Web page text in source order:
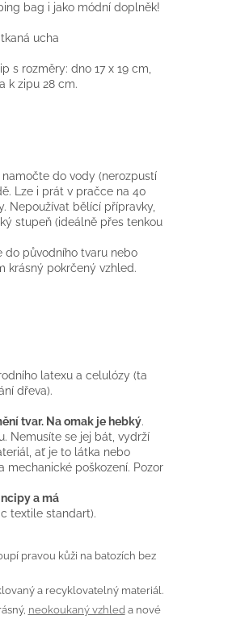
bag i jako módní doplněk!
ucha
s rozměry: dno 17 x 19 cm,
k zipu 28 cm.
namočte do vody (nerozpustí
Lze i prát v pračce na 40
Nepoužívat bělící přípravky,
stupeň (ideálně přes tenkou
do původního tvaru nebo
krásný pokrčený vzhled.
latexu a celulózy (ta
dřeva).
tvar. Na omak je hebký.
Nemusíte se jej bát, vydrží
ať je to látka nebo
poškození. Pozor
a má
textile standart).
pravou kůži na batozích bez
a recyklovatelný materiál.
neokoukaný vzhleda nové